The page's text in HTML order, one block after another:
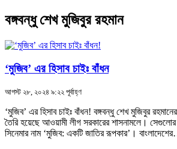
বঙ্গবন্ধু শেখ মুজিবুর রহমান
‘মুজিব’ এর হিসাব চাইঃ বাঁধন
আগস্ট ২৮, ২০২৪ ৯:২২ পূর্বাহ্ণ
‘মুজিব’ এর হিসাব চাইঃ বাঁধন! বঙ্গবন্ধু শেখ মুজিবুর
তৈরি হয়েছে আওয়ামী লীগ সরকারের শাসনামলে।
সিনেমার নাম ‘মুজিব: একটি জাতির রূপকার’।